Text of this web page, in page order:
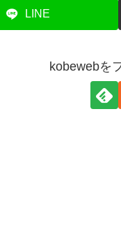
LINE
kobewebを